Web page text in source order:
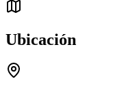
Ubicación